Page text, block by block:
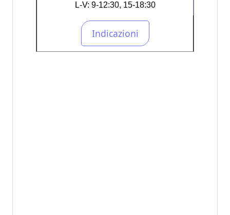
L-V: 9-12:30, 15-18:30